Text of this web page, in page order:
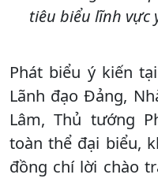
tiêu biểu lĩnh vực
Phát biểu ý kiến
Lãnh đạo Đảng,
Lâm, Thủ tướng
toàn thể đại biểu,
đồng chí lời chào